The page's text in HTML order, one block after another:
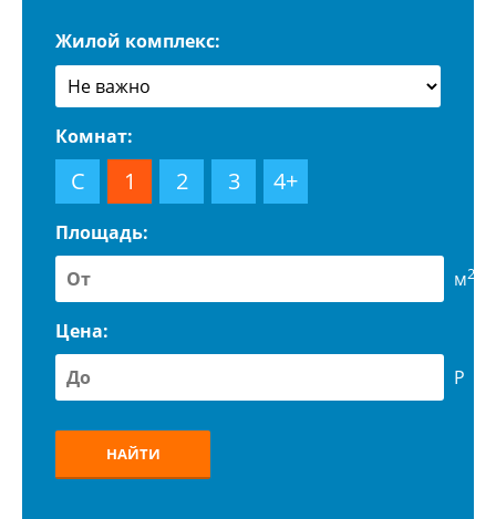
Жилой комплекс:
Комнат:
С 1 2 3 4+
Площадь:
м2
Цена:
Р
НАЙТИ